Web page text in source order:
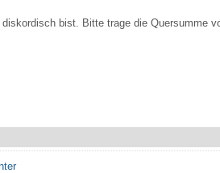
bist. Bitte trage die Quersumme